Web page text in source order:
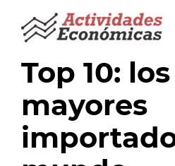
Saltar
Top 10: los
mayores